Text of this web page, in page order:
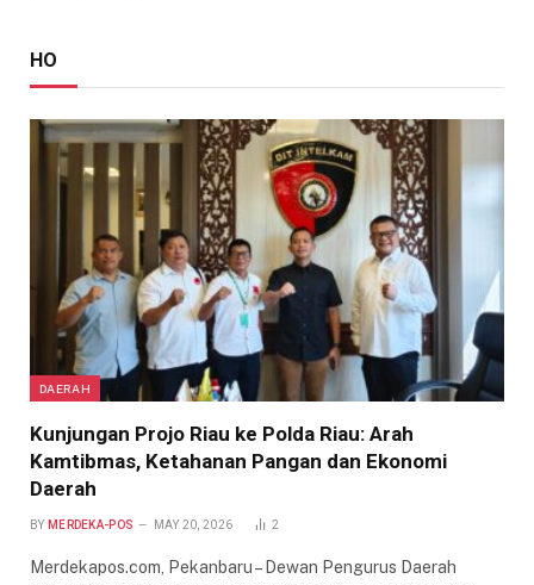
HO
DAERAH
Kunjungan Projo Riau ke Polda Riau: Arah
Kamtibmas, Ketahanan Pangan dan Ekonomi
Daerah
BY MERDEKA-POS MAY 20, 2026 2
Merdekapos.com, Pekanbaru – Dewan Pengurus Daerah